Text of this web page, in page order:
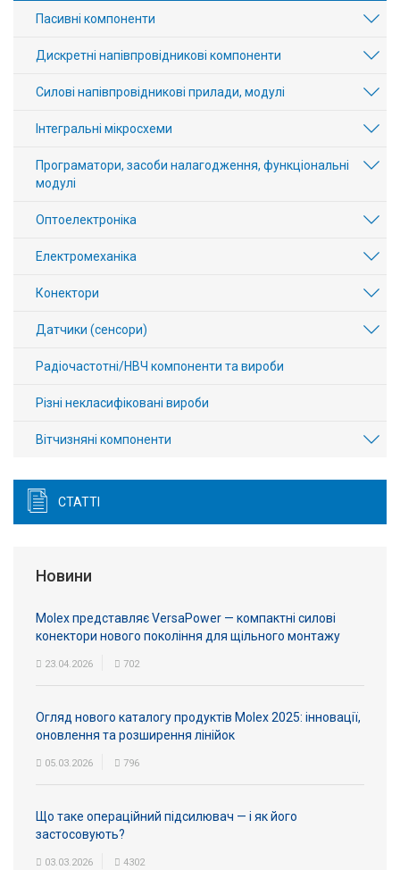
Пасивні компоненти
Дискретні напівпровідникові компоненти
Силові напівпровідникові прилади, модулі
Інтегральні мікросхеми
Програматори, засоби налагодження, функціональні
модулі
Оптоелектроніка
Електромеханіка
Конектори
Датчики (сенсори)
Радіочастотні/НВЧ компоненти та вироби
Різні некласифіковані вироби
Вітчизняні компоненти
СТАТТІ
Новини
Molex представляє VersaPower — компактні силові
конектори нового покоління для щільного монтажу
23.04.2026 702
Огляд нового каталогу продуктів Molex 2025: інновації,
оновлення та розширення лінійок
05.03.2026 796
Що таке операційний підсилювач — і як його
застосовують?
03.03.2026 4302